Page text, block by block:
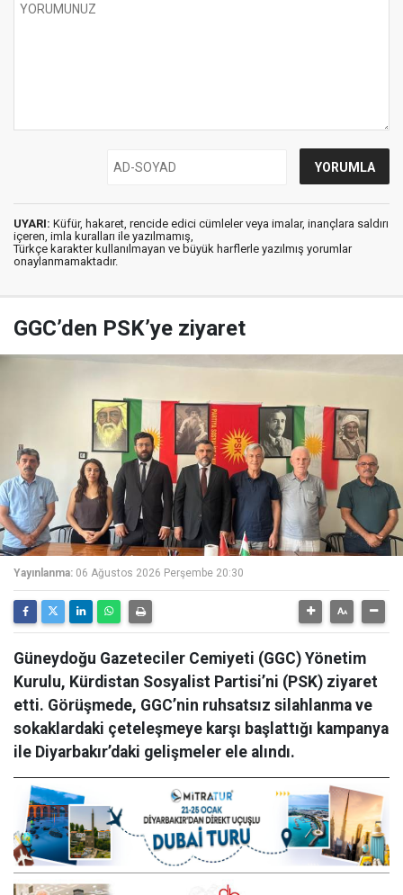
UYARI: Küfür, hakaret, rencide edici cümleler veya imalar, inançlara saldırı
içeren, imla kuralları ile yazılmamış,
Türkçe karakter kullanılmayan ve büyük harflerle yazılmış yorumlar
onaylanmamaktadır.
GGC’den PSK’ye ziyaret
Yayınlanma: 06 Ağustos 2026 Perşembe 20:30
Güneydoğu Gazeteciler Cemiyeti (GGC) Yönetim
Kurulu, Kürdistan Sosyalist Partisi’ni (PSK) ziyaret
etti. Görüşmede, GGC’nin ruhsatsız silahlanma ve
sokaklardaki çeteleşmeye karşı başlattığı kampanya
ile Diyarbakır’daki gelişmeler ele alındı.